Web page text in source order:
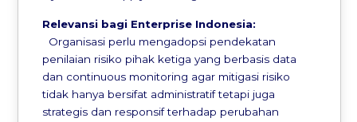
Relevansi bagi Enterprise Indonesia:
Organisasi perlu mengadopsi pendekatan
penilaian risiko pihak ketiga yang berbasis data
dan continuous monitoring agar mitigasi risiko
tidak hanya bersifat administratif tetapi juga
strategis dan responsif terhadap perubahan